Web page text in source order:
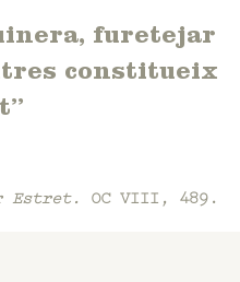
furetejar
constitueix
Estret. OC VIII, 489.